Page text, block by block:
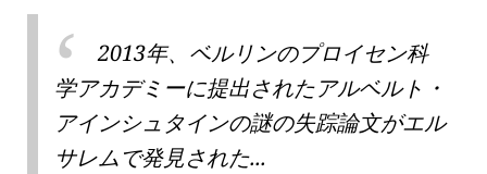
2013年、ベルリンのプロイセン科
学アカデミーに提出されたアルベルト・
アインシュタインの謎の失踪論文がエル
サレムで発見された...